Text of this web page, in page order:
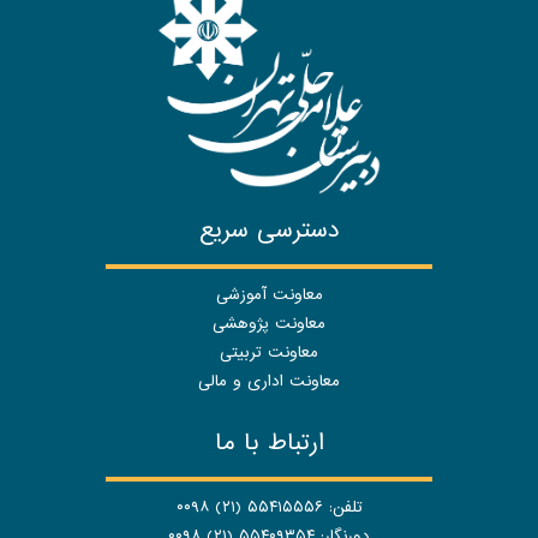
دسترسی سریع
معاونت آموزشی
معاونت پژوهشی
معاونت تربیتی
معاونت اداری و مالی
ارتباط با ما
تلفن: ۵۵۴۱۵۵۵۶ (۲۱) ۰۰۹۸